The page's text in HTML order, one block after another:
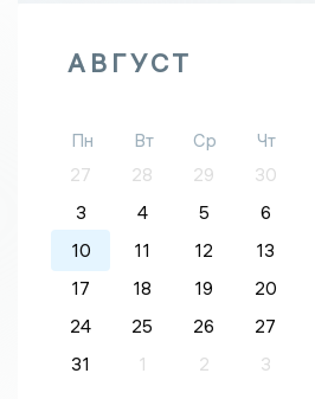
АВГУСТ
Пн Вт Ср Чт
27
28 29 30
3
4 5 6
10
11 12 13
17
18 19 20
24
25 26 27
31
1 2 3